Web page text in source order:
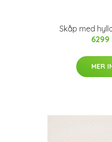
Skåp med
6299
MER